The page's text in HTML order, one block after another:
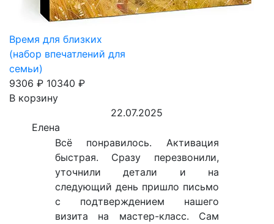
Время для близких
(набор впечатлений для
семьи)
9306 ₽ 10340 ₽
В корзину
22.07.2025
Елена
Всё понравилось. Активация
быстрая. Сразу перезвонили,
уточнили детали и на
следующий день пришло письмо
с подтверждением нашего
визита на мастер-класс. Сам